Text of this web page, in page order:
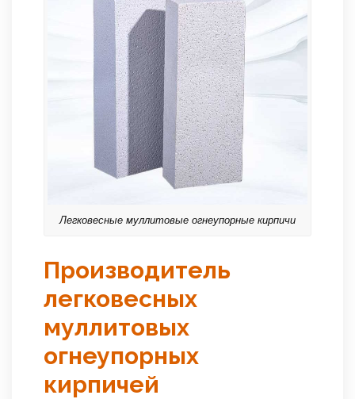
Легковесные муллитовые огнеупорные кирпичи
Производитель
легковесных
муллитовых
огнеупорных
кирпичей